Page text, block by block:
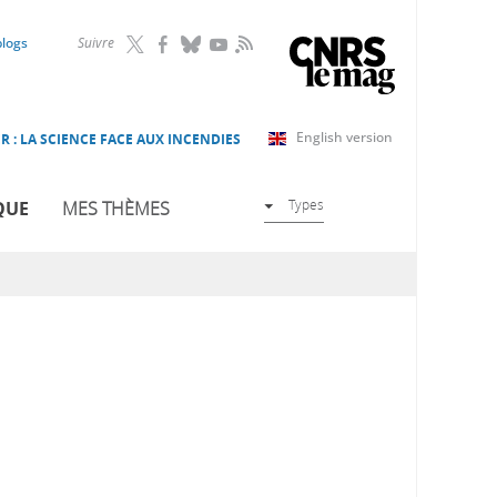
Suivre RSS
English version
: LA SCIENCE FACE AUX INCENDIES
MES THÈMES Types